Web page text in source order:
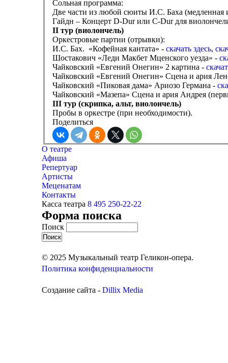
Сольная программа:
Две части из любой сюиты И.С. Баха (медленная
Гайдн – Концерт D-Dur или C-Dur для
II тур (виолончель)
Оркестровые партии (отрывки):
И.С. Бах. «Кофейная кантата» - скачать здесь,
Шостакович «Леди Макбет Мценского уезда» -
Чайковский «Евгений Онегин» 2 картина -
Чайковский «Евгений Онегин» Сцена и ария
Чайковский «Пиковая дама» Ариозо Германа -
Чайковский «Мазепа» Сцена и ария Андрея
III тур (скрипка, альт, виолончель)
Пробы в оркестре (при необходимости).
Поделиться
О театре
Афиша
Репертуар
Артисты
Меценатам
Контакты
Касса театра 8 495 250-22-22
Форма поиска
Поиск
© 2025 Музыкальный театр Геликон-опера.
Политика конфиденциальности
Создание сайта - Dillix Media